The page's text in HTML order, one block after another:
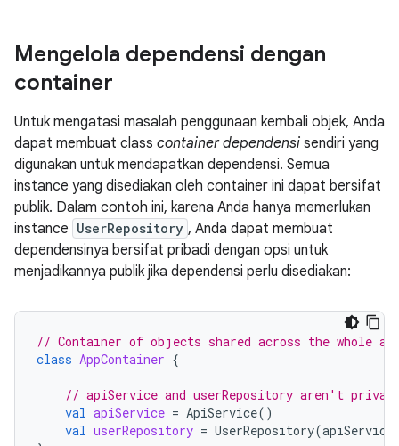
Mengelola dependensi dengan
container
Untuk mengatasi masalah penggunaan kembali objek, Anda
dapat membuat class container dependensi sendiri yang
digunakan untuk mendapatkan dependensi. Semua
instance yang disediakan oleh container ini dapat bersifat
publik. Dalam contoh ini, karena Anda hanya memerlukan
instance UserRepository , Anda dapat membuat
dependensinya bersifat pribadi dengan opsi untuk
menjadikannya publik jika dependensi perlu disediakan:
// Container of objects shared across the whole
class AppContainer {
// apiService and userRepository aren't
val apiService = ApiService()
val userRepository = UserRepository(apiService